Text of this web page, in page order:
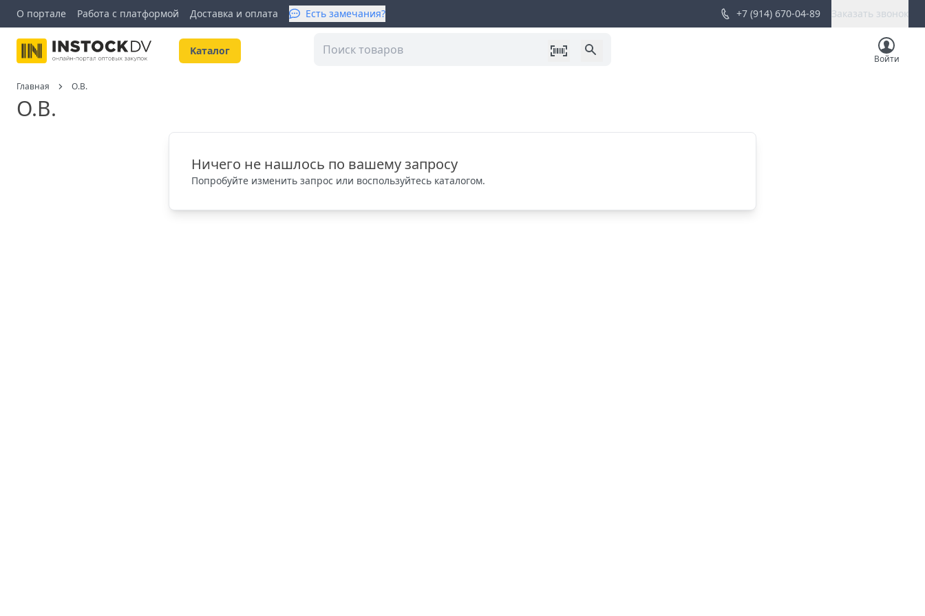
О портале Работа с платформой Доставка и оплата Есть замечания? +7 (914) 670-04-89 Заказать звонок
Kаталог
Войти
Главная O.B.
O.B.
Ничего не нашлось по вашему запросу
Попробуйте изменить запрос или воспользуйтесь каталогом.